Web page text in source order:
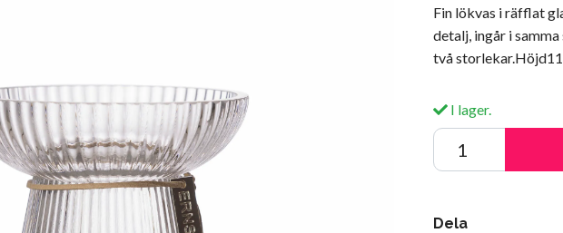
Fin lökvas i räfflat
detalj, ingår i
två
I lager.
Dela